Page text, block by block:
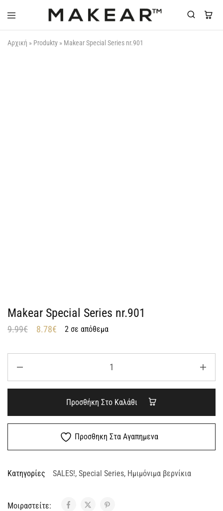
Makear-
Αρχική » Produkty » Makear Special Series nr.901
Makear Special Series nr.901
9.99€ 8.78€ 2 σε απόθεμα
Προσθήκη Στο Καλάθι
Προσθηκη Στα Αγαπημενα
Κατηγορίες SALES!, Special Series, Ημιμόνιμα βερνίκια
Μοιραστείτε: